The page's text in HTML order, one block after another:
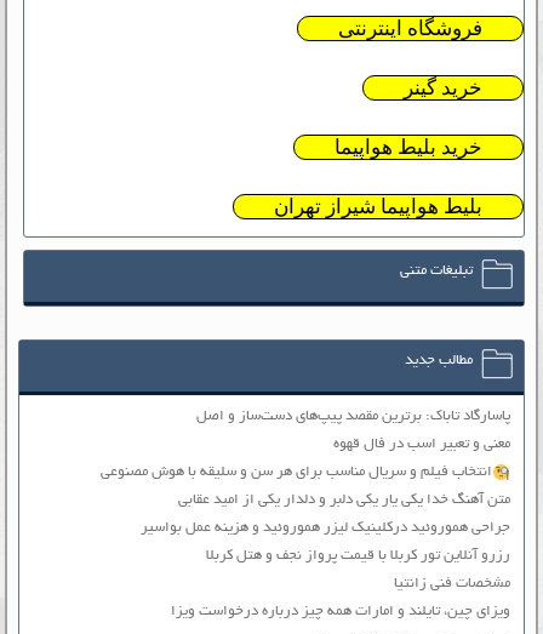
فروشگاه اینترنتی
خرید گینر
خرید بلیط هواپیما
بلیط هواپیما شیراز تهران
تبلیغات متنی
مطالب جدید
پاسارگاد تاباک: برترین مقصد پیپ‌های دست‌ساز و اصل
معنی و تعبیر اسب در فال قهوه
انتخاب فیلم و سریال مناسب برای هر سن و سلیقه با هوش مصنوعی
متن آهنگ خدا یکی یار یکی دلبر و دلدار یکی از امید عقابی
جراحی هموروئید درکلینیک لیزر هموروئید و هزینه عمل بواسیر
رزرو آنلاین تور کربلا با قیمت پرواز نجف و هتل کربلا
مشخصات فنی زانتیا
ویزای چین، تایلند و امارات همه چیز درباره درخواست ویزا